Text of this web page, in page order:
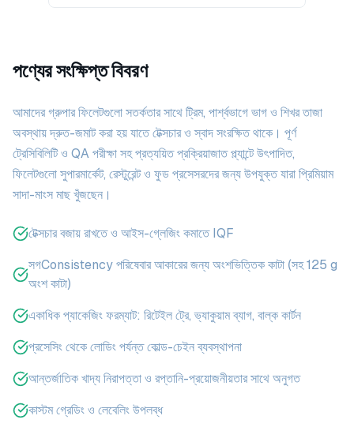
পণ্যের সংক্ষিপ্ত বিবরণ
আমাদের গ্রুপার ফিলেটগুলো সতর্কতার সাথে ট্রিম, পার্শ্বভাগে ভাগ ও শিখর তাজা
অবস্থায় দ্রুত-জমাট করা হয় যাতে টেক্সচার ও স্বাদ সংরক্ষিত থাকে। পূর্ণ
ট্রেসিবিলিটি ও QA পরীক্ষা সহ প্রত্যয়িত প্রক্রিয়াজাত প্ল্যান্টে উৎপাদিত,
ফিলেটগুলো সুপারমার্কেট, রেস্টুরেন্ট ও ফুড প্রসেসরদের জন্য উপযুক্ত যারা প্রিমিয়াম
সাদা-মাংস মাছ খুঁজছেন।
টেক্সচার বজায় রাখতে ও আইস-গ্লেজিং কমাতে IQF
সগConsistency পরিষেবার আকারের জন্য অংশভিত্তিক কাটা (সহ 125 g
অংশ কাটা)
একাধিক প্যাকেজিং ফরম্যাট: রিটেইল ট্রে, ভ্যাকুয়াম ব্যাগ, বাল্ক কার্টন
প্রসেসিং থেকে লোডিং পর্যন্ত কোল্ড-চেইন ব্যবস্থাপনা
আন্তর্জাতিক খাদ্য নিরাপত্তা ও রপ্তানি-প্রয়োজনীয়তার সাথে অনুগত
কাস্টম গ্রেডিং ও লেবেলিং উপলব্ধ